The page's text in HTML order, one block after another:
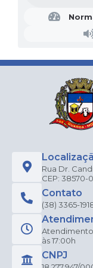
Rua Dr.
CEP: 38570-
Contato
(38) 3365-
Atendimento
às 17:00h
CNPJ